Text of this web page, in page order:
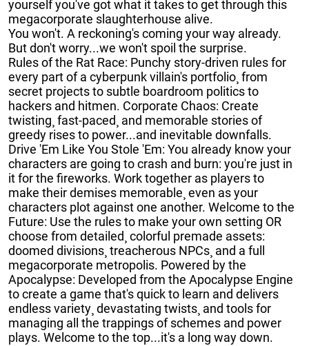
yourself you've got what it takes to get through this
megacorporate slaughterhouse alive.
You won't. A reckoning's coming your way already.
But don't worry...we won't spoil the surprise.
Rules of the Rat Race: Punchy story-driven rules for
every part of a cyberpunk villain's portfolio¸ from
secret projects to subtle boardroom politics to
hackers and hitmen. Corporate Chaos: Create
twisting¸ fast-paced¸ and memorable stories of
greedy rises to power...and inevitable downfalls.
Drive 'Em Like You Stole 'Em: You already know your
characters are going to crash and burn: you're just in
it for the fireworks. Work together as players to
make their demises memorable¸ even as your
characters plot against one another. Welcome to the
Future: Use the rules to make your own setting OR
choose from detailed¸ colorful premade assets:
doomed divisions¸ treacherous NPCs¸ and a full
megacorporate metropolis. Powered by the
Apocalypse: Developed from the Apocalypse Engine
to create a game that's quick to learn and delivers
endless variety¸ devastating twists¸ and tools for
managing all the trappings of schemes and power
plays. Welcome to the top...it's a long way down.